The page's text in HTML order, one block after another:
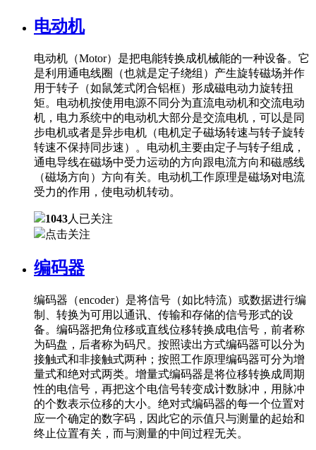
电动机
电动机（Motor）是把电能转换成机械能的一种设备。它
是利用通电线圈（也就是定子绕组）产生旋转磁场并作
用于转子（如鼠笼式闭合铝框）形成磁电动力旋转扭
矩。电动机按使用电源不同分为直流电动机和交流电动
机，电力系统中的电动机大部分是交流电机，可以是同
步电机或者是异步电机（电机定子磁场转速与转子旋转
转速不保持同步速）。电动机主要由定子与转子组成，
通电导线在磁场中受力运动的方向跟电流方向和磁感线
（磁场方向）方向有关。电动机工作原理是磁场对电流
受力的作用，使电动机转动。
1043人已关注
点击关注
编码器
编码器（encoder）是将信号（如比特流）或数据进行编
制、转换为可用以通讯、传输和存储的信号形式的设
备。编码器把角位移或直线位移转换成电信号，前者称
为码盘，后者称为码尺。按照读出方式编码器可以分为
接触式和非接触式两种；按照工作原理编码器可分为增
量式和绝对式两类。增量式编码器是将位移转换成周期
性的电信号，再把这个电信号转变成计数脉冲，用脉冲
的个数表示位移的大小。绝对式编码器的每一个位置对
应一个确定的数字码，因此它的示值只与测量的起始和
终止位置有关，而与测量的中间过程无关。